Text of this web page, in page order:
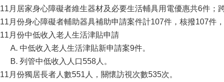
11月居家身心障礙者維生器材及必要生活輔具用電優惠共6件；
11月份身心障礙者輔助器具補助申請案件計107件，核撥107件
11月份中低收入老人生活津貼申請
中低收入老人生活津貼新申請案9件。
列管中低收入人口558人。
11月份獨居長者人數551人，關懷訪視次數535次。